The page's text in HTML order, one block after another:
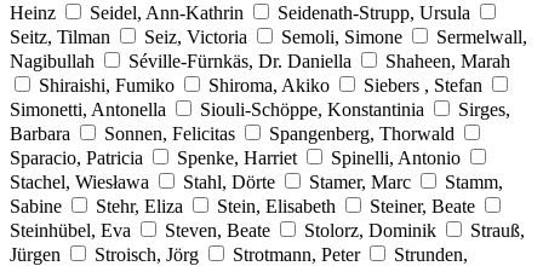
Heinz
Seidel, Ann-Kathrin
Seidenath-Strupp, Ursula
Seitz, Tilman
Seiz, Victoria Semoli, Simone
Sermelwall,
Nagibullah
Séville-Fürnkäs, Dr. Daniella
Shaheen, Marah
Shiraishi, Fumiko
Shiroma, Akiko
Siebers , Stefan
Simonetti, Antonella
Siouli-Schöppe, Konstantinia
Sirges,
Barbara
Sonnen, Felicitas
Spangenberg, Thorwald
Sparacio, Patricia
Spenke, Harriet
Spinelli, Antonio
Stachel, Wiesława
Stahl, Dörte Stamer, Marc
Stamm,
Sabine
Stehr, Eliza Stein, Elisabeth
Steiner, Beate
Steinhübel, Eva
Steven, Beate Stolorz, Dominik
Strauß,
Jürgen
Stroisch, Jörg Strotmann, Peter
Strunden,